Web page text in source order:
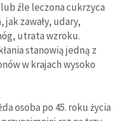
źle leczona cukrzyca
zawały, udary,
utrata wzroku.
stanowią jedną z
w krajach wysoko
osoba po 45. roku życia